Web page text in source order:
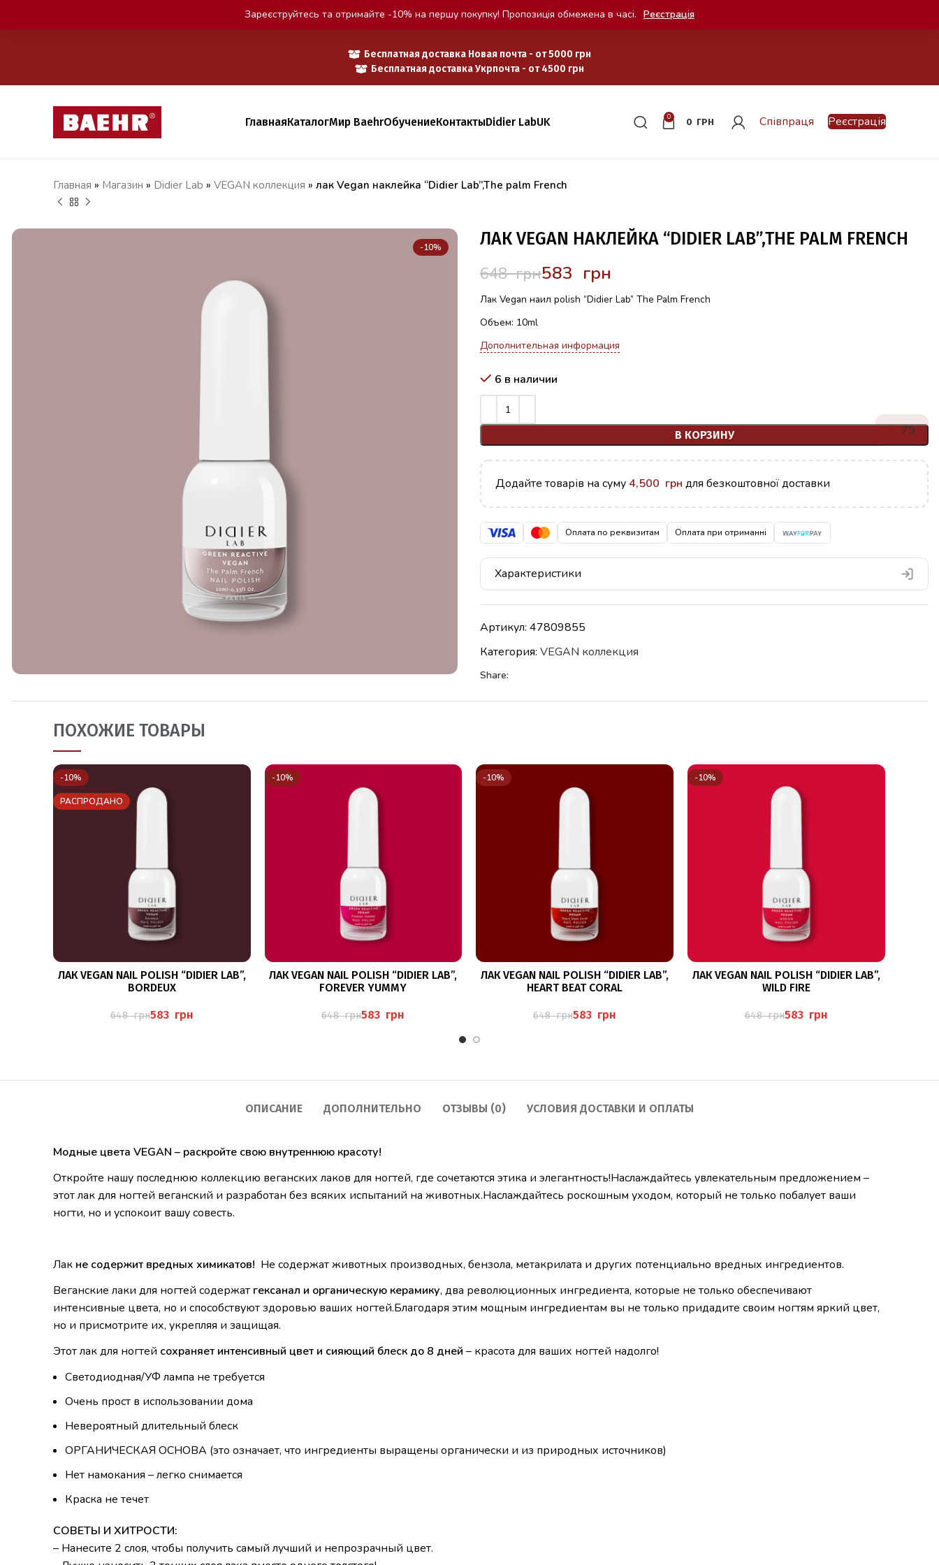
Бесплатная доставка Новая почта - от 5000 грн
Бесплатная доставка Укрпочта - от 4500 грн
ГлавнаяКаталогМир BaehrОбучениеКонтактыDidier LabUK 0
0 ГРН Співпраця Реєстрація
Главная » Магазин » Didier Lab » VEGAN коллекция » лак Vegan наклейка “Didier Lab”,The palm French
-10% ЛАК VEGAN НАКЛЕЙКА “DIDIER LAB”,THE PALM FRENCH
648грн583 грн
Лак Vegan наил polish “Didier Lab” The Palm French
Объем: 10ml
Дополнительная информация
6 в наличии
В КОРЗИНУ 79
Додайте товарів на суму 4,500 грн для безкоштовної доставки
Оплата по реквизитам Оплата при отриманні
Характеристики
Артикул: 47809855
Категория: VEGAN коллекция
Share:
ПОХОЖИЕ ТОВАРЫ
-10%
РАСПРОДАНО
ПОДРОБНЕЕ
ЛАК VEGAN NAIL POLISH “DIDIER LAB”,
BORDEUX
648грн583 грн
-10%
В КОРЗИНУ
ЛАК VEGAN NAIL POLISH “DIDIER LAB”,
FOREVER YUMMY
648грн583 грн
-10%
В КОРЗИНУ
ЛАК VEGAN NAIL POLISH “DIDIER LAB”,
HEART BEAT CORAL
648грн583 грн
-10%
В КОРЗИНУ
ЛАК VEGAN NAIL POLISH “DIDIER LAB”,
WILD FIRE
648грн583 грн
ОПИСАНИЕ ДОПОЛНИТЕЛЬНО ОТЗЫВЫ (0) УСЛОВИЯ ДОСТАВКИ И ОПЛАТЫ
Модные цвета VEGAN – раскройте свою внутреннюю красоту!
Откройте нашу последнюю коллекцию веганских лаков для ногтей, где сочетаются этика и элегантность!Наслаждайтесь увлекательным предложением –
этот лак для ногтей веганский и разработан без всяких испытаний на животных.Наслаждайтесь роскошным уходом, который не только побалует ваши
ногти, но и успокоит вашу совесть.
Лак не содержит вредных химикатов! Не содержат животных производных, бензола, метакрилата и других потенциально вредных ингредиентов.
Веганские лаки для ногтей содержат гексанал и органическую керамику, два революционных ингредиента, которые не только обеспечивают
интенсивные цвета, но и способствуют здоровью ваших ногтей.Благодаря этим мощным ингредиентам вы не только придадите своим ногтям яркий цвет,
но и присмотрите их, укрепляя и защищая.
Этот лак для ногтей сохраняет интенсивный цвет и сияющий блеск до 8 дней – красота для ваших ногтей надолго!
Светодиодная/УФ лампа не требуется
Очень прост в использовании дома
Невероятный длительный блеск
ОРГАНИЧЕСКАЯ ОСНОВА (это означает, что ингредиенты выращены органически и из природных источников)
Нет намокания – легко снимается
Краска не течет
СОВЕТЫ И ХИТРОСТИ:
– Нанесите 2 слоя, чтобы получить самый лучший и непрозрачный цвет.
Зареєструйтесь та отримайте -10% на першу покупку! Пропозиція обмежена в часі. Реєстрація